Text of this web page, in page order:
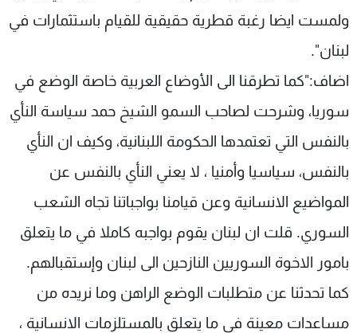
ولمست ايضا رغبة قطرية حقيقية للقيام باستثمارات في
لبنان".
اضاف:"كما تطرقنا الى الأوضاع العربية خاصة الوضع في
سوريا، وشرحت لصاحب السمو الشيخ حمد سياسة النأي
بالنفس التي تعتمدها الحكومة اللبنانية، وكيف ان النأي
بالنفس، سياسيا وأمنيا ، لا يعني النأي بالنفس عن
المواضيع الانسانية وعن قيامنا بواجباتنا تجاه الشعب
السوري. قلت ان لبنان يقوم بواجبه كاملا في ما يتعلق
بامور الاخوة السوريين النازحين الى لبنان وإستقبالهم.
كما تحدثنا عن متطلبات الوضع الراهن وما نريده من
مساعدات معينة في ما يتعلق بالمستلزمات الانسانية ،